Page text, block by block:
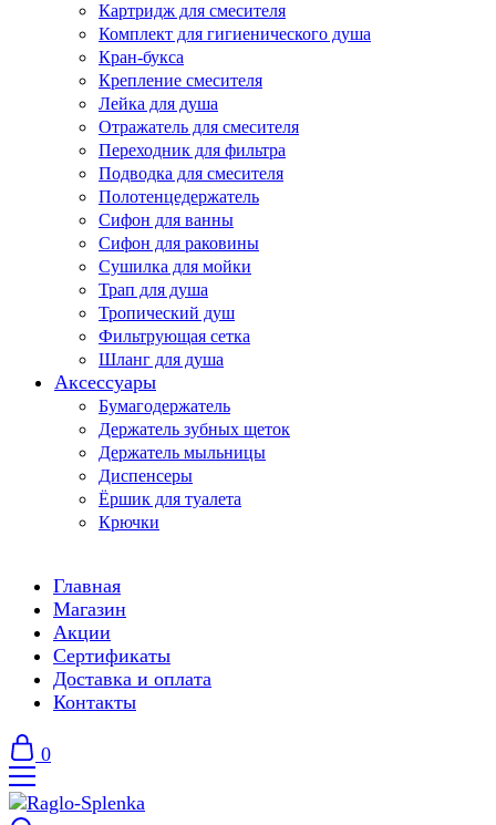
Картридж для смесителя
Комплект для гигиенического душа
Кран-букса
Крепление смесителя
Лейка для душа
Отражатель для смесителя
Переходник для фильтра
Подводка для смесителя
Полотенцедержатель
Сифон для ванны
Сифон для раковины
Сушилка для мойки
Трап для душа
Тропический душ
Фильтрующая сетка
Шланг для душа
Аксессуары
Бумагодержатель
Держатель зубных щеток
Держатель мыльницы
Диспенсеры
Ёршик для туалета
Крючки
Главная
Магазин
Акции
Сертификаты
Доставка и оплата
Контакты
0